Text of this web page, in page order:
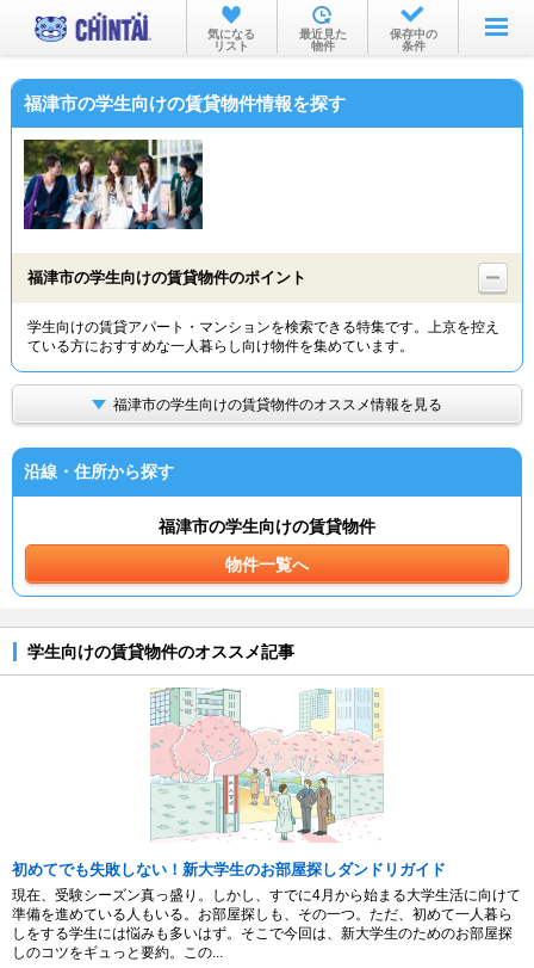
お部屋を探す
沿線・駅から
物件特集から
TOP
気になる
リスト
最近見た
物件
保存中の
条件
福津市の学生向けの賃貸物件情報を探す
福津市の学生向けの賃貸物件のポイント
学生向けの賃貸アパート・マンションを検索できる特集です。上京を控え
ている方におすすめな一人暮らし向け物件を集めています。
福津市の学生向けの賃貸物件のオススメ情報を見る
沿線・住所から探す
福津市の学生向けの賃貸物件
物件一覧へ
学生向けの賃貸物件のオススメ記事
初めてでも失敗しない！新大学生のお部屋探しダンドリガイド
現在、受験シーズン真っ盛り。しかし、すでに4月から始まる大学生活に向けて
準備を進めている人もいる。お部屋探しも、その一つ。ただ、初めて一人暮ら
しをする学生には悩みも多いはず。そこで今回は、新大学生のためのお部屋探
しのコツをギュっと要約。この...